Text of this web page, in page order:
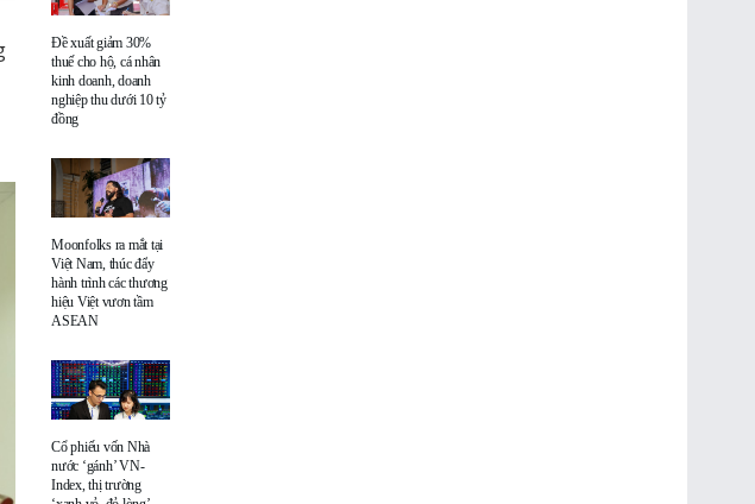
Đề xuất giảm 30%
thuế cho hộ, cá nhân
kinh doanh, doanh
nghiệp thu dưới 10 tỷ
đồng
Moonfolks ra mắt tại
Việt Nam, thúc đẩy
hành trình các thương
hiệu Việt vươn tầm
ASEAN
Cổ phiếu vốn Nhà
nước ‘gánh’ VN-
Index, thị trường